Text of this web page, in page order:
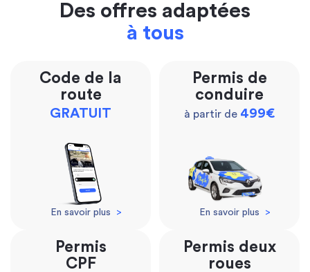
Des offres adaptées
à tous
Code de la
route
GRATUIT
En savoir plus >
Permis de
conduire
à partir de 499€
En savoir plus >
Permis
CPF
Permis deux
roues